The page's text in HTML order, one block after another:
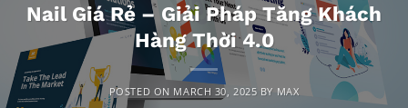
Nail Giá Rẻ – Giải Pháp Tăng Khách
Hàng Thời 4.0
POSTED ON MARCH 30, 2025 BY MAX